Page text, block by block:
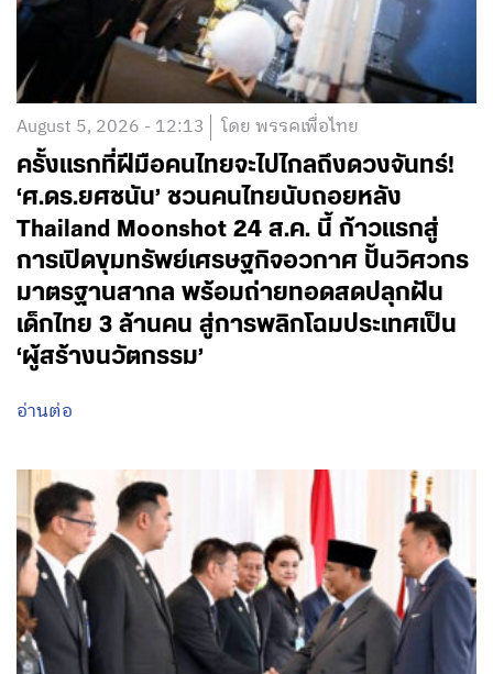
August 5, 2026 - 12:13 โดย พรรคเพื่อไทย
ครั้งแรกที่ฝีมือคนไทยจะไปไกลถึงดวงจันทร์!
‘ศ.ดร.ยศชนัน’ ชวนคนไทยนับถอยหลัง
Thailand Moonshot 24 ส.ค. นี้ ก้าวแรกสู่
การเปิดขุมทรัพย์เศรษฐกิจอวกาศ ปั้นวิศวกร
มาตรฐานสากล พร้อมถ่ายทอดสดปลุกฝัน
เด็กไทย 3 ล้านคน สู่การพลิกโฉมประเทศเป็น
‘ผู้สร้างนวัตกรรม’
อ่านต่อ